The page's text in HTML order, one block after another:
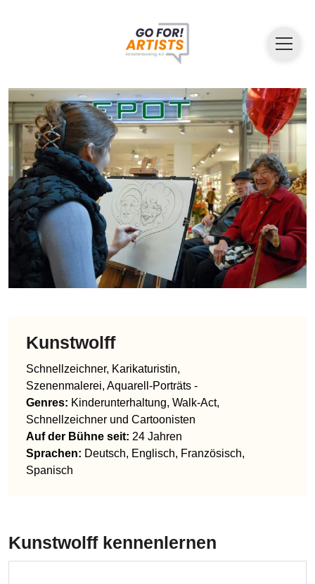
Kunstwolff
Schnellzeichner, Karikaturistin,
Szenenmalerei, Aquarell-Porträts -
Genres: Kinderunterhaltung, Walk-Act,
Schnellzeichner und Cartoonisten
Auf der Bühne seit: 24 Jahren
Sprachen: Deutsch, Englisch, Französisch,
Spanisch
Kunstwolffkennenlernen